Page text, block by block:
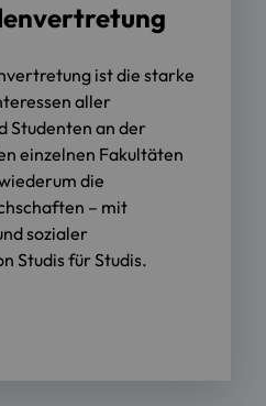
ist die starke
aller
Studenten an der
einzelnen Fakultäten
die
– mit
sozialer
Studis für Studis.